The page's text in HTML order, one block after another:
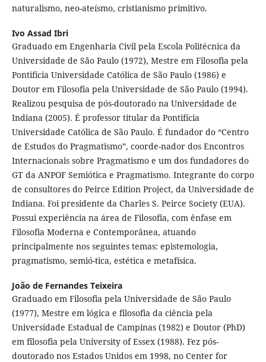
naturalismo, neo-ateísmo, cristianismo primitivo.
Ivo Assad Ibri
Graduado em Engenharia Civil pela Escola Politécnica da
Universidade de São Paulo (1972), Mestre em Filosofia pela
Pontifícia Universidade Católica de São Paulo (1986) e
Doutor em Filosofia pela Universidade de São Paulo (1994).
Realizou pesquisa de pós-doutorado na Universidade de
Indiana (2005). É professor titular da Pontifícia
Universidade Católica de São Paulo. É fundador do “Centro
de Estudos do Pragmatismo”, coorde-nador dos Encontros
Internacionais sobre Pragmatismo e um dos fundadores do
GT da ANPOF Semiótica e Pragmatismo. Integrante do corpo
de consultores do Peirce Edition Project, da Universidade de
Indiana. Foi presidente da Charles S. Peirce Society (EUA).
Possui experiência na área de Filosofia, com ênfase em
Filosofia Moderna e Contemporânea, atuando
principalmente nos seguintes temas: epistemologia,
pragmatismo, semió-tica, estética e metafísica.
João de Fernandes Teixeira
Graduado em Filosofia pela Universidade de São Paulo
(1977), Mestre em lógica e filosofia da ciência pela
Universidade Estadual de Campinas (1982) e Doutor (PhD)
em filosofia pela University of Essex (1988). Fez pós-
doutorado nos Estados Unidos em 1998, no Center for